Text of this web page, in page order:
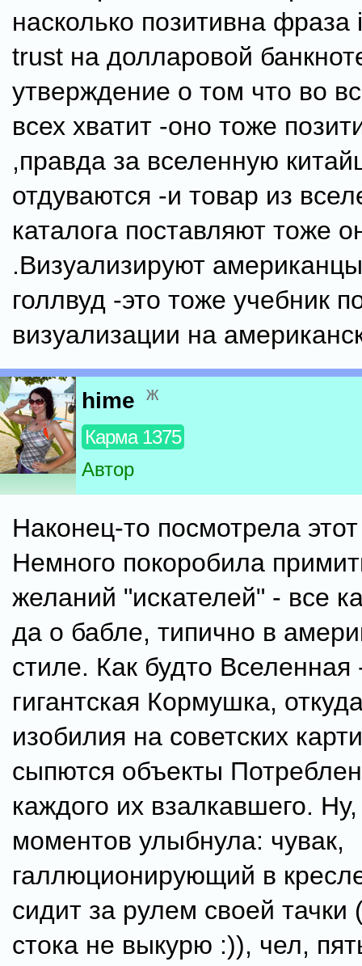
насколько позитивна фраза
trust на долларовой
утверждение о том что во
всех хватит -оно тоже
,правда за вселенную
отдуваются -и товар из
каталога поставляют тоже
.Визуализируют
голлвуд -это тоже учебник
визуализации на
hime ж
Карма 1375
Автор
Наконец-то посмотрела
Немного покоробила
желаний "искателей" - все
да о бабле, типично в
стиле. Как будто Вселенная
гигантская Кормушка,
изобилия на советских
сыпются объекты
каждого их взалкавшего.
моментов улыбнула: чувак,
галлюционирующий в
сидит за рулем своей тачки
стока не выкурю :)), чел,